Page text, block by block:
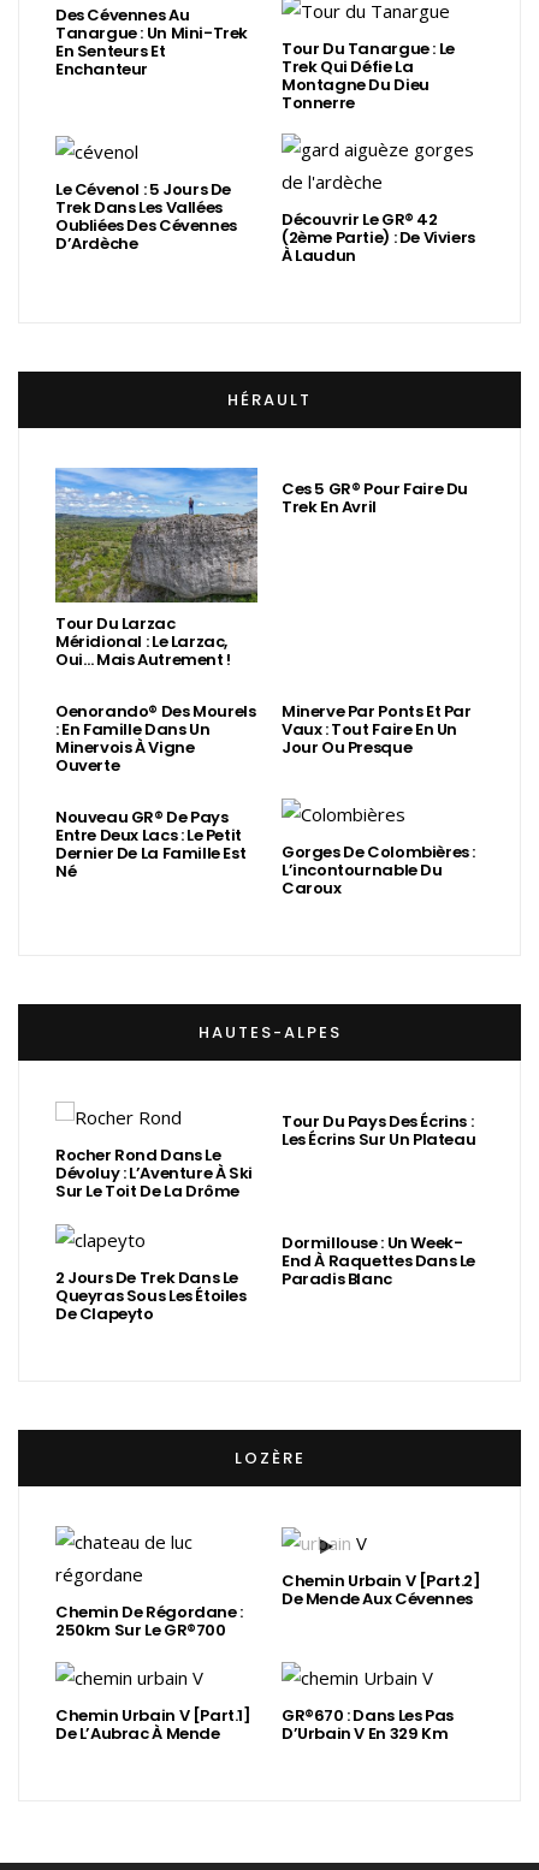
Des Cévennes Au
Tanargue : Un Mini-Trek
En Senteurs Et
Enchanteur
Tour Du Tanargue : Le
Trek Qui Défie La
Montagne Du Dieu
Tonnerre
Le Cévenol : 5 Jours De
Trek Dans Les Vallées
Oubliées Des Cévennes
D’Ardèche
Découvrir Le GR® 42
(2ème Partie) : De Viviers
À Laudun
HÉRAULT
Tour Du Larzac
Méridional : Le Larzac,
Oui… Mais Autrement !
Ces 5 GR® Pour Faire Du
Trek En Avril
Oenorando® Des Mourels
: En Famille Dans Un
Minervois À Vigne
Ouverte
Minerve Par Ponts Et Par
Vaux : Tout Faire En Un
Jour Ou Presque
Nouveau GR® De Pays
Entre Deux Lacs : Le Petit
Dernier De La Famille Est
Né
Gorges De Colombières :
L’incontournable Du
Caroux
HAUTES-ALPES
Rocher Rond Dans Le
Dévoluy : L’Aventure À Ski
Sur Le Toit De La Drôme
Tour Du Pays Des Écrins :
Les Écrins Sur Un Plateau
2 Jours De Trek Dans Le
Queyras Sous Les Étoiles
De Clapeyto
Dormillouse : Un Week-
End À Raquettes Dans Le
Paradis Blanc
LOZÈRE
Chemin De Régordane :
250km Sur Le GR®700
Chemin Urbain V [Part.2]
De Mende Aux Cévennes
Chemin Urbain V [Part.1]
De L’Aubrac À Mende
GR®670 : Dans Les Pas
D’Urbain V En 329 Km